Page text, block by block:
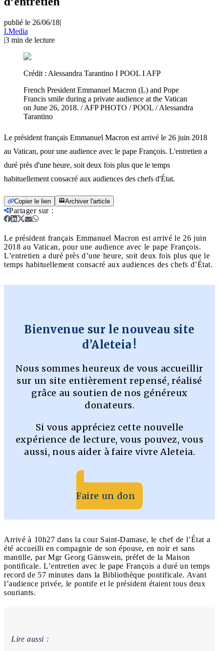
publié le 26/06/18|
I.Media
|3 min de lecture
Crédit : Alessandra Tarantino I POOL I AFP
French President Emmanuel Macron (L) and Pope
Francis smile during a private audience at the Vatican
on June 26, 2018. / AFP PHOTO / POOL / Alessandra
Tarantino
Le président français Emmanuel Macron est arrivé le 26 juin 2018
au Vatican, pour une audience avec le pape François. L'entretien a
duré près d'une heure, soit deux fois plus que le temps
habituellement consacré aux audiences des chefs d'État.
Copier le lien Archiver l'article
Partager sur:
Le président français Emmanuel Macron est arrivé le 26 juin
2018 au Vatican, pour une audience avec le pape François.
L’entretien a duré près d’une heure, soit deux fois plus que le
temps habituellement consacré aux audiences des chefs d’État.
Bienvenue sur le nouveau site
d’Aleteia !
Nous sommes heureux de vous accueillir
sur un site entièrement repensé, réalisé
grâce au soutien de nos généreux
donateurs.
Si vous appréciez cette nouvelle
expérience de lecture, vous pouvez, vous
aussi, nous aider à faire vivre Aleteia.
Faire un don
Arrivé à 10h27 dans la cour Saint-Damase, le chef de l’État a
été accueilli en compagnie de son épouse, en noir et sans
mantille, par Mgr Georg Gänswein, préfet de la Maison
pontificale. L’entretien avec le pape François a duré un temps
record de 57 minutes dans la Bibliothèque pontificale. Avant
l’audience privée, le pontife et le président étaient tous deux
souriants.
Lire aussi :